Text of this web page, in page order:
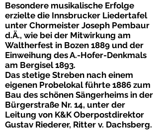
Besondere musikalische Erfolge
erzielte die Innsbrucker Liedertafel
unter Chormeister Joseph Pembaur
d.Ä., wie bei der Mitwirkung am
Waltherfest in Bozen 1889 und der
Einweihung des A.-Hofer-Denkmals
am Bergisel 1893.
Das stetige Streben nach einem
eigenen Probelokalführte 1886 zum
Bau des schönen Sängerheims in der
Bürgerstraße Nr. 14, unter der
Leitung von K&KOberpostdirektor
Gustav Riederer, Ritter v. Dachsberg.